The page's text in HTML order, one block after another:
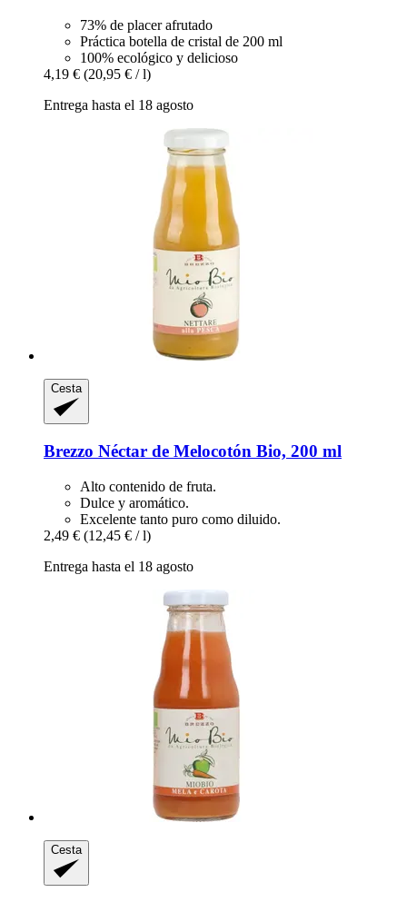
73% de placer afrutado
Práctica botella de cristal de 200 ml
100% ecológico y delicioso
4,19 € (20,95 € / l)
Entrega hasta el 18 agosto
Cesta
Brezzo Néctar de Melocotón Bio, 200 ml
Alto contenido de fruta.
Dulce y aromático.
Excelente tanto puro como diluido.
2,49 € (12,45 € / l)
Entrega hasta el 18 agosto
Cesta